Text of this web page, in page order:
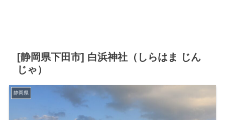
[静岡県下田市] 白浜神社（しらはま じん
じゃ）
静岡県